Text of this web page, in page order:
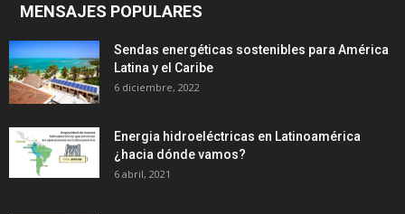
MENSAJES POPULARES
Sendas energéticas sostenibles para América
Latina y el Caribe
6 diciembre, 2022
Energia hidroeléctricas en Latinoamérica
¿hacia dónde vamos?
6 abril, 2021